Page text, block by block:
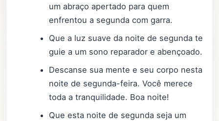
um abraço apertado para quem
enfrentou a segunda com garra.
Que a luz suave da noite de segunda te
guie a um sono reparador e abençoado.
Descanse sua mente e seu corpo nesta
noite de segunda-feira. Você merece
toda a tranquilidade. Boa noite!
Que esta noite de segunda seja um